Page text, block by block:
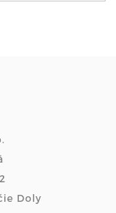
Doly